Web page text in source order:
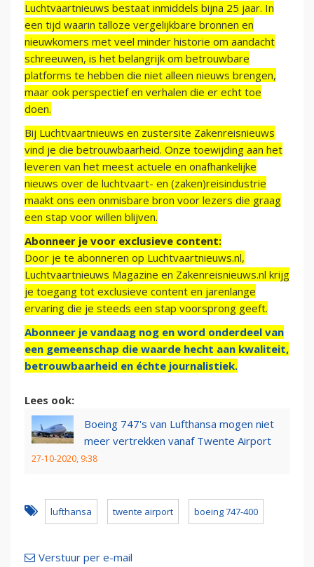
Luchtvaartnieuws bestaat inmiddels bijna 25 jaar. In
een tijd waarin talloze vergelijkbare bronnen en
nieuwkomers met veel minder historie om aandacht
schreeuwen, is het belangrijk om betrouwbare
platforms te hebben die niet alleen nieuws brengen,
maar ook perspectief en verhalen die er echt toe
doen.
Bij Luchtvaartnieuws en zustersite Zakenreisnieuws
vind je die betrouwbaarheid. Onze toewijding aan het
leveren van het meest actuele en onafhankelijke
nieuws over de luchtvaart- en (zaken)reisindustrie
maakt ons een onmisbare bron voor lezers die graag
een stap voor willen blijven.
Abonneer je voor exclusieve content:
Door je te abonneren op Luchtvaartnieuws.nl,
Luchtvaartnieuws Magazine en Zakenreisnieuws.nl krijg
je toegang tot exclusieve content en jarenlange
ervaring die je steeds een stap voorsprong geeft.
Abonneer je vandaag nog en word onderdeel van
een gemeenschap die waarde hecht aan kwaliteit,
betrouwbaarheid en échte journalistiek.
Lees ook:
Boeing 747's van Lufthansa mogen niet
meer vertrekken vanaf Twente Airport
27-10-2020, 9:38
lufthansa twente airport boeing 747-400
Verstuur per e-mail